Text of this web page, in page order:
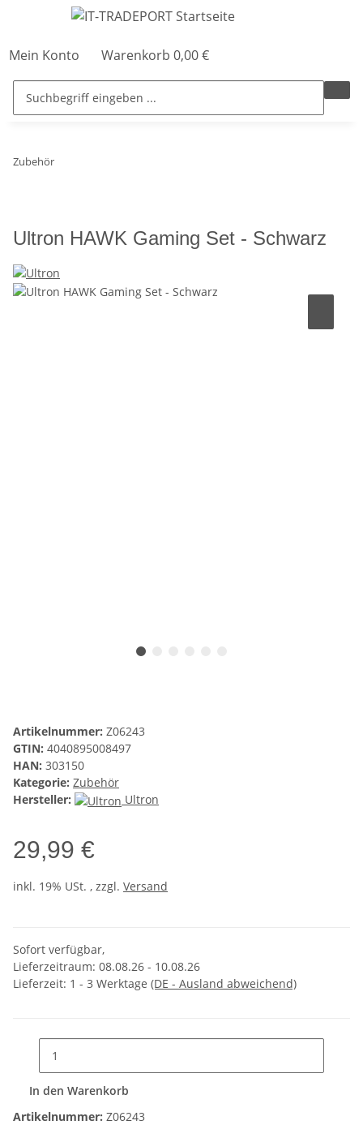
Mein Konto Warenkorb 0,00 €
Zubehör
Ultron HAWK Gaming Set - Schwarz
Artikelnummer: Z06243
GTIN: 4040895008497
HAN: 303150
Kategorie: Zubehör
Hersteller:
Ultron
29,99 €
inkl. 19% USt. , zzgl. Versand
Sofort verfügbar,
Lieferzeitraum: 08.08.26 - 10.08.26
Lieferzeit: 1 - 3 Werktage (DE - Ausland abweichend)
In den Warenkorb
Artikelnummer: Z06243